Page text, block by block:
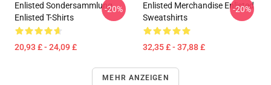
Enlisted Sondersammlung
Enlisted T-Shirts
20,93 £ - 24,09 £
-20%
Enlisted Merchandise Enlisted
Sweatshirts
32,35 £ - 37,88 £
-20%
MEHR ANZEIGEN